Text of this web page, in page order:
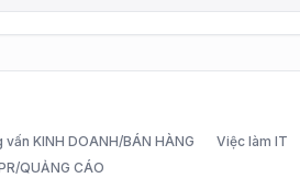
vấn KINH DOANH/BÁN HÀNG
Việc làm IT
QUẢNG CÁO